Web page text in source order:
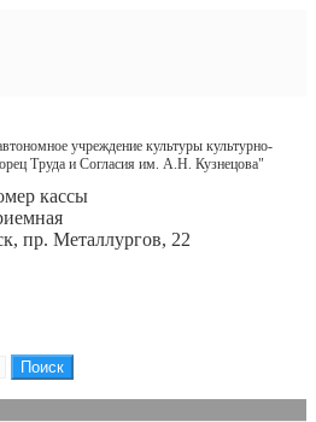
учреждение культуры культурно-
Труда и Согласия им. А.Н. Кузнецова"
кассы
пр. Металлургов, 22
Поиск